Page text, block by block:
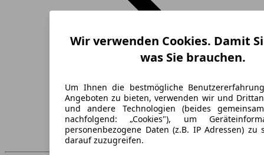
Wir verwenden Cookies. Damit
was Sie brauchen.
Um Ihnen die bestmögliche
Angeboten zu bieten, verwenden wir und
und andere Technologien (beides
nachfolgend: „Cookies"), um
personenbezogene Daten (z.B. IP Adressen) zu
darauf zuzugreifen.